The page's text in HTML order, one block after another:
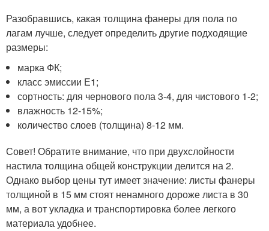
Разобравшись, какая толщина фанеры для пола по
лагам лучше, следует определить другие подходящие
размеры:
марка ФК;
класс эмиссии Е1;
сортность: для чернового пола 3-4, для чистового 1-2;
влажность 12-15%;
количество слоев (толщина) 8-12 мм.
Совет! Обратите внимание, что при двухслойности
настила толщина общей конструкции делится на 2.
Однако выбор цены тут имеет значение: листы фанеры
толщиной в 15 мм стоят ненамного дороже листа в 30
мм, а вот укладка и транспортировка более легкого
материала удобнее.